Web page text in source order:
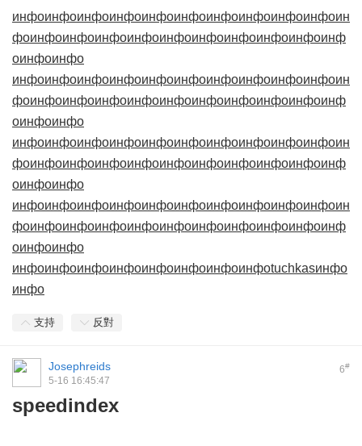
инфоинфоинфоинфоинфоинфоинфоинфоинфоинфоин
фоинфоинфоинфоинфоинфоинфоинфоинфоинфоинф
оинфоинфо
инфоинфоинфоинфоинфоинфоинфоинфоинфоинфоин
фоинфоинфоинфоинфоинфоинфоинфоинфоинфоинф
оинфоинфо
инфоинфоинфоинфоинфоинфоинфоинфоинфоинфоин
фоинфоинфоинфоинфоинфоинфоинфоинфоинфоинф
оинфоинфо
инфоинфоинфоинфоинфоинфоинфоинфоинфоинфоин
фоинфоинфоинфоинфоинфоинфоинфоинфоинфоинф
оинфоинфо
инфоинфоинфоинфоинфоинфоинфоинфоtuchkasинфо
инфо
支持 反對
6#
Josephreids
5-16 16:45:47
speedindex